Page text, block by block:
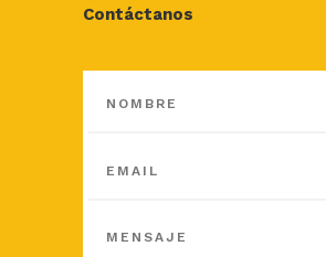
Contáctanos